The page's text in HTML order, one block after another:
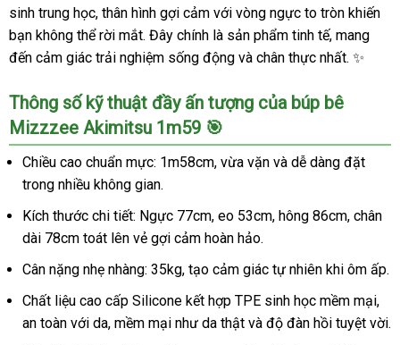
sinh trung học, thân hình gợi cảm với vòng ngực to tròn khiến
bạn không thể rời mắt. Đây chính là sản phẩm tinh tế, mang
đến cảm giác trải nghiệm sống động và chân thực nhất. ✨
Thông số kỹ thuật đầy ấn tượng của búp bê
Mizzzee Akimitsu 1m59 🎯
Chiều cao chuẩn mực: 1m58cm, vừa vặn và dễ dàng đặt
trong nhiều không gian.
Kích thước chi tiết: Ngực 77cm, eo 53cm, hông 86cm, chân
dài 78cm toát lên vẻ gợi cảm hoàn hảo.
Cân nặng nhẹ nhàng: 35kg, tạo cảm giác tự nhiên khi ôm ấp.
Chất liệu cao cấp Silicone kết hợp TPE sinh học mềm mại,
an toàn với da, mềm mại như da thật và độ đàn hồi tuyệt vời.